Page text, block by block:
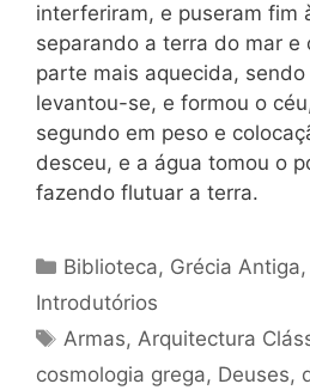
interferiram, e puseram fim
separando a terra do mar e
parte mais aquecida, sendo
levantou-se, e formou o
segundo em peso e
desceu, e a água tomou o
fazendo flutuar a terra.
Categorias
Biblioteca, Grécia Antiga,
Introdutórios
Tags
Armas,Arquitectura
cosmologia grega, Deuses,